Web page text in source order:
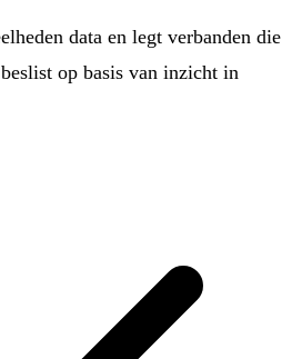
data en legt verbanden die
op basis van inzicht in